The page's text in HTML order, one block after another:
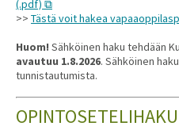
(.pdf)
>> Tästä voit hakea
Huom! Sähköinen haku tehdään
avautuu 1.8.2026. Sähköinen
tunnistautumista.